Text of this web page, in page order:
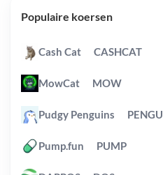
Populaire koersen
Cash Cat CASHCAT
MowCat MOW
Pudgy Penguins PENGU
Pump.fun PUMP